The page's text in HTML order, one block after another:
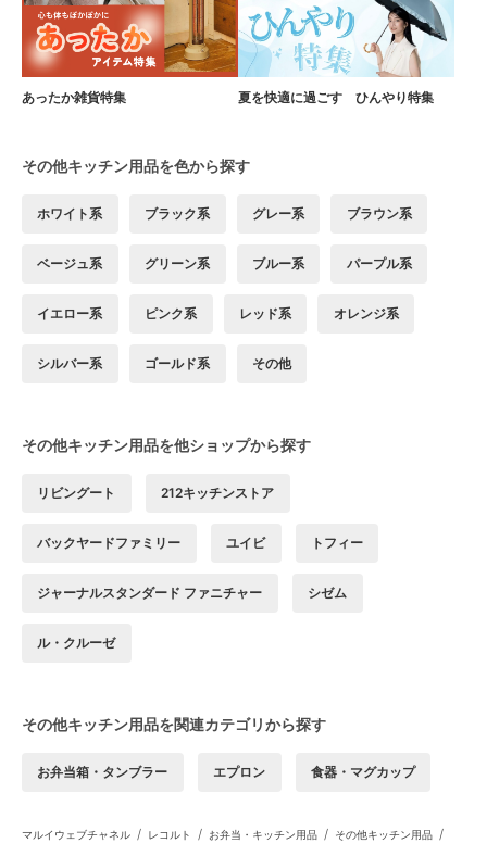
あったか雑貨特集 夏を快適に過ごす ひんやり特集
その他キッチン用品を色から探す
ホワイト系 ブラック系 グレー系 ブラウン系
ベージュ系 グリーン系 ブルー系 パープル系
イエロー系 ピンク系 レッド系 オレンジ系
シルバー系 ゴールド系 その他
その他キッチン用品を他ショップから探す
リビングート 212キッチンストア
バックヤードファミリー ユイビ トフィー
ジャーナルスタンダード ファニチャー シゼム
ル・クルーゼ
その他キッチン用品を関連カテゴリから探す
お弁当箱・タンブラー エプロン 食器・マグカップ
マルイウェブチャネル / レコルト / お弁当・キッチン用品 / その他キッチン用品 /